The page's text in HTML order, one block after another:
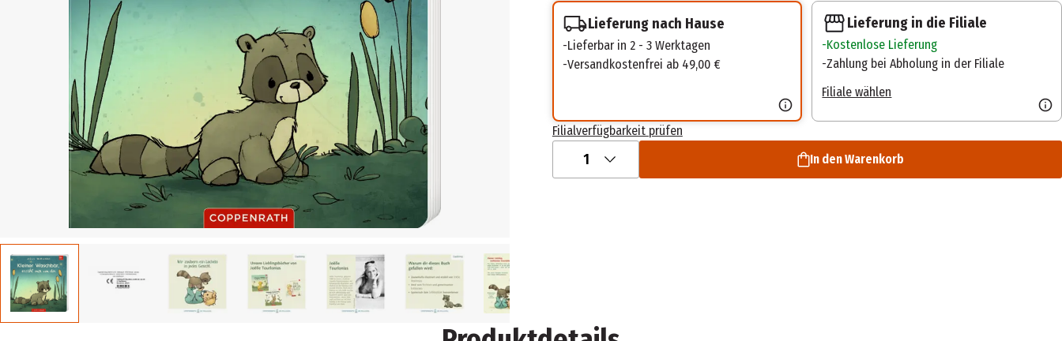
Lieferung nach Hause
Lieferbar in 2 - 3 Werktagen
Versandkostenfrei ab 49,00 €
Lieferung in die Filiale
Kostenlose Lieferung
Zahlung bei Abholung in der Filiale
Filiale wählen
Filialverfügbarkeit prüfen
1 In den Warenkorb